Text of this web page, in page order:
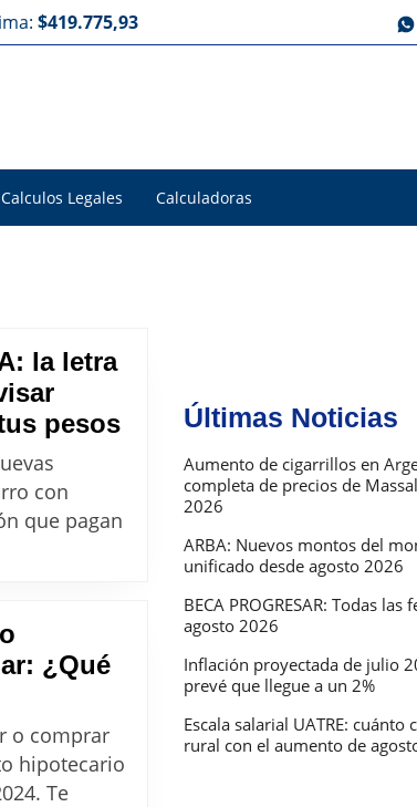
$419.775,93
Calculos Legales Calculadoras
la letra
pesosNuevas
cuentas
la
chica
debés
revisar
antes
depositar
con
que pagan
¿Qué
o comprar
hipotecario
Te
Últimas Noticias
Aumento de cigarrillos en
completa de precios de
2026
ARBA: Nuevos montos del
unificado desde agosto 2026
BECA PROGRESAR: Todas
agosto 2026
Inflación proyectada de julio
prevé que llegue a un 2%
Escala salarial UATRE: cuánto
rural con el aumento de